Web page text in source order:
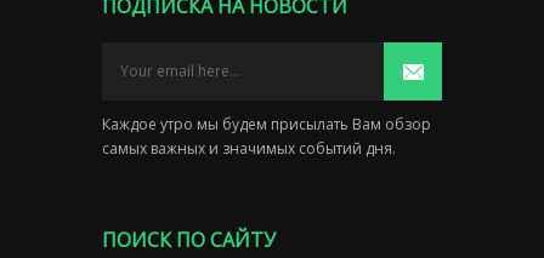
ПОДПИСКА НА НОВОСТИ
Каждое утро мы будем присылать Вам обзор
самых важных и значимых событий дня.
ПОИСК ПО САЙТУ